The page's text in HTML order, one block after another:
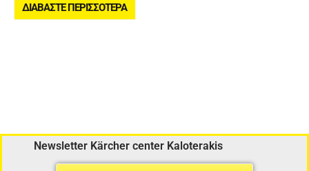
ΔΙΑΒΆΣΤΕ ΠΕΡΙΣΣΌΤΕΡΑ
Newsletter Kärcher center Kaloterakis